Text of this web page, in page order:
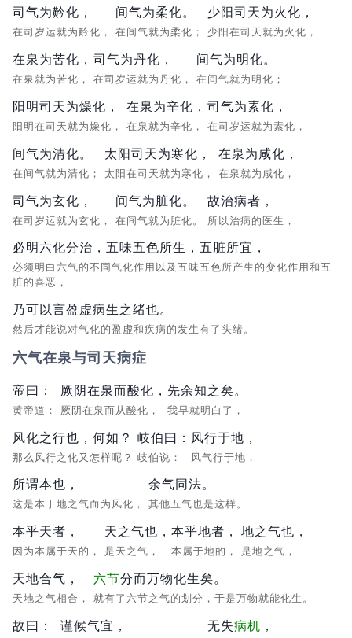
司气为黅化，
在司岁运就为黅化，
间气为柔化。
在间气就为柔化；
少阳司天为火化，
少阳在司天就为火化，
在泉为苦化，
在泉就为苦化，
司气为丹化，
在司岁运就为丹化，
间气为明化。
在间气就为明化；
阳明司天为燥化，
阳明在司天就为燥化，
在泉为辛化，
在泉就为辛化，
司气为素化，
在司岁运就为素化，
间气为清化。
在间气就为清化；
太阳司天为寒化，
太阳在司天就为寒化，
在泉为咸化，
在泉就为咸化，
司气为玄化，
在司岁运就为玄化，
间气为脏化。
在间气就为脏化。
故治病者，
所以治病的医生，
必明六化分治，五味五色所生，五脏所宜，
必须明白六气的不同气化作用以及五味五色所产生的变化作用和五
脏的喜恶，
乃可以言盈虚病生之绪也。
然后才能说对气化的盈虚和疾病的发生有了头绪。
六气在泉与司天病症
帝曰：
黄帝道：
厥阴在泉而酸化，
厥阴在泉而从酸化，
先余知之矣。
我早就明白了，
风化之行也，何如？
那么风行之化又怎样呢？
岐伯曰：
岐伯说：
风行于地，
风气行于地，
所谓本也，
这是本于地之气而为风化，
余气同法。
其他五气也是这样。
本乎天者，
因为本属于天的，
天之气也，
是天之气，
本乎地者，
本属于地的，
地之气也，
是地之气，
天地合气，
天地之气相合，
六节分而万物化生矣。
就有了六节之气的划分，于是万物就能化生。
故曰： 谨候气宜， 无失病机 ，